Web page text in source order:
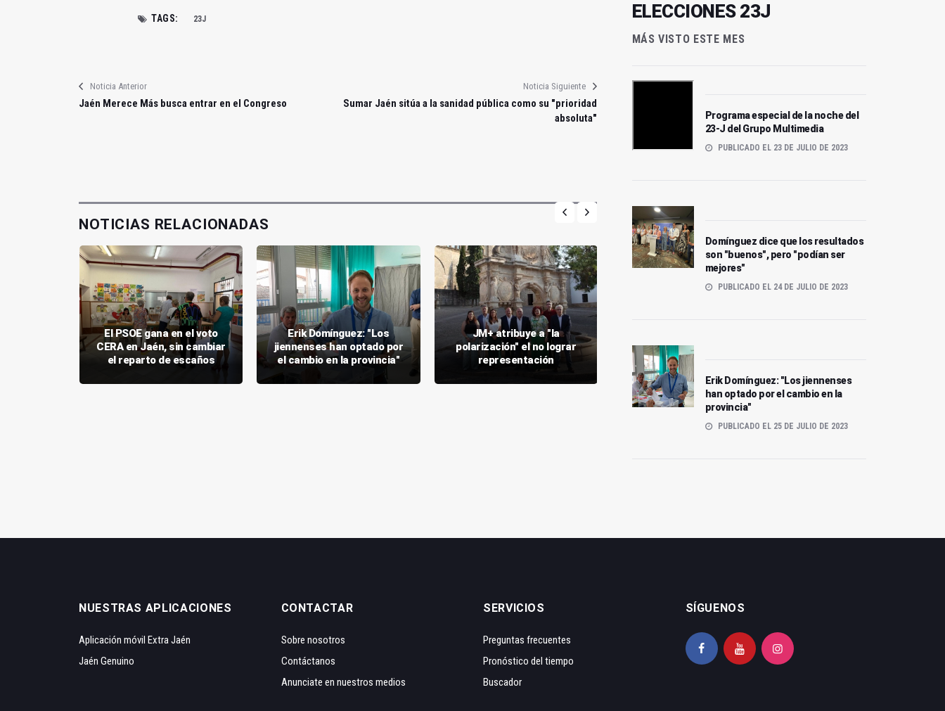
TAGS: 23J
Noticia Anterior
Jaén Merece Más busca entrar en el Congreso
Noticia Siguiente
Sumar Jaén sitúa a la sanidad pública como su "prioridad
absoluta"
NOTICIAS RELACIONADAS
El PSOE gana en el voto
CERA en Jaén, sin cambiar
el reparto de escaños
Erik Domínguez: "Los
jiennenses han optado por
el cambio en la provincia"
JM+ atribuye a "la
polarización" el no lograr
representación
resultados son "buenos",
pero "podían ser mejores"
ELECCIONES 23J
MÁS VISTO ESTE MES
Programa especial de la noche del
23-J del Grupo Multimedia
PUBLICADO EL 23 DE JULIO DE 2023
Domínguez dice que los resultados
son "buenos", pero "podían ser
mejores"
PUBLICADO EL 24 DE JULIO DE 2023
Erik Domínguez: "Los jiennenses
han optado por el cambio en la
provincia"
PUBLICADO EL 25 DE JULIO DE 2023
NUESTRAS APLICACIONES
Aplicación móvil Extra Jaén
Jaén Genuino
CONTACTAR
Sobre nosotros
Contáctanos
Anunciate en nuestros medios
SERVICIOS
Preguntas frecuentes
Pronóstico del tiempo
Buscador
SÍGUENOS